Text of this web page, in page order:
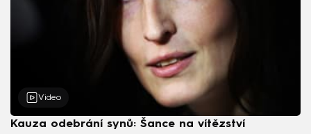
Video
Kauza odebrání synů: Šance na vítězství